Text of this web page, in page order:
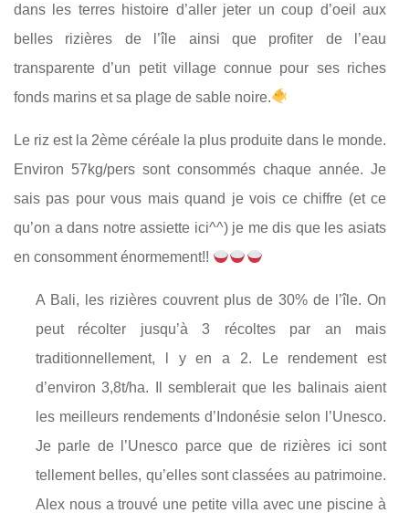
dans les terres histoire d’aller jeter un coup d’oeil aux
belles rizières de l’île ainsi que profiter de l’eau
transparente d’un petit village connue pour ses riches
fonds marins et sa plage de sable noire.
Le riz est la 2ème céréale la plus produite dans le monde.
Environ 57kg/pers sont consommés chaque année. Je
sais pas pour vous mais quand je vois ce chiffre (et ce
qu’on a dans notre assiette ici^^) je me dis que les asiats
en consomment énormement!!
A Bali, les rizières couvrent plus de 30% de l’île. On
peut récolter jusqu’à 3 récoltes par an mais
traditionnellement, l y en a 2. Le rendement est
d’environ 3,8t/ha. Il semblerait que les balinais aient
les meilleurs rendements d’Indonésie selon l’Unesco.
Je parle de l’Unesco parce que de rizières ici sont
tellement belles, qu’elles sont classées au patrimoine.
Alex nous a trouvé une petite villa avec une piscine à